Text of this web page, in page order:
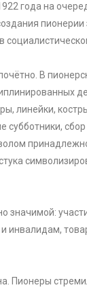
года на
пионерии
В
линейки,
субботники,
значимой:
инвалидам,
Пионеры